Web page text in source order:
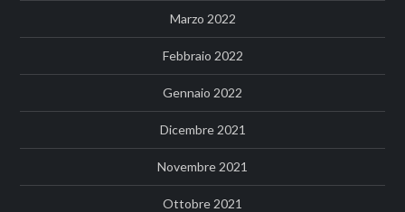
Marzo 2022
Febbraio 2022
Gennaio 2022
Dicembre 2021
Novembre 2021
Ottobre 2021